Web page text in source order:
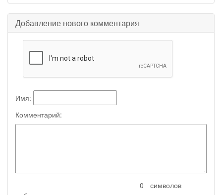
Добавление нового комментария
Имя:
Комментарий:
символов